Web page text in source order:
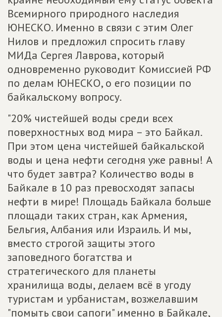
Всемирного природного наследия
ЮНЕСКО. Именно в связи с этим Олег
Нилов и предложил спросить главу
МИДа Сергея Лаврова, который
одновременно руководит Комиссией РФ
по делам ЮНЕСКО, о его позиции по
байкальскому вопросу.
"20% чистейшей воды среди всех
поверхностных вод мира – это Байкал.
При этом цена чистейшей байкальской
воды и цена нефти сегодня уже равны! А
что будет завтра? Количество воды в
Байкале в 10 раз превосходят запасы
нефти в мире! Площадь Байкала больше
площади таких стран, как Армения,
Бельгия, Албания или Израиль. И мы,
вместо строгой защиты этого
заповедного богатства и
стратегического для планеты
хранилища воды, делаем всё в угоду
туристам и урбанистам, возжелавшим
"помыть свои сапоги" именно в Байкале,